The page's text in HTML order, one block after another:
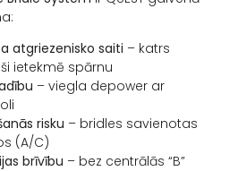
atgriezenisko saiti – katrs
ietekmē spārnu
– viegla depower ar
risku – bridles savienotas
(A/C)
brīvību – bez centrālās “B”